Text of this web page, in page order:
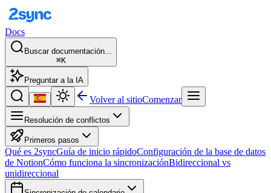
Docs
Buscar documentación...
⌘K
Preguntar a la IA
Volver al sitioComenzar
Resolución de conflictos
Primeros pasos
Qué es 2syncGuía de inicio rápidoConfiguración de la base de datos
de NotionCómo funciona la sincronizaciónBidireccional vs
unidireccional